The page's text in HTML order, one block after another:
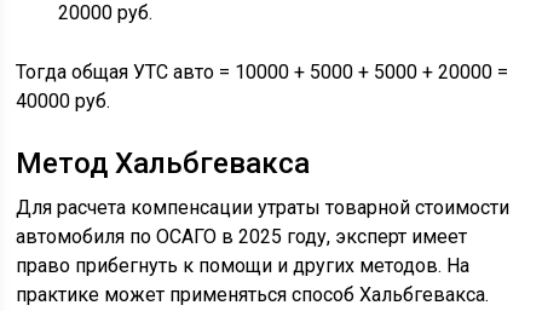
20000 руб.
Тогда общая УТС авто = 10000 + 5000 + 5000 + 20000 =
40000 руб.
Метод Хальбгевакса
Для расчета компенсации утраты товарной стоимости
автомобиля по ОСАГО в 2025 году, эксперт имеет
право прибегнуть к помощи и других методов. На
практике может применяться способ Хальбгевакса.